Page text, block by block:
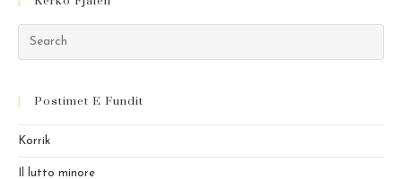
Postimet E Fundit
Korrik
Il lutto minore